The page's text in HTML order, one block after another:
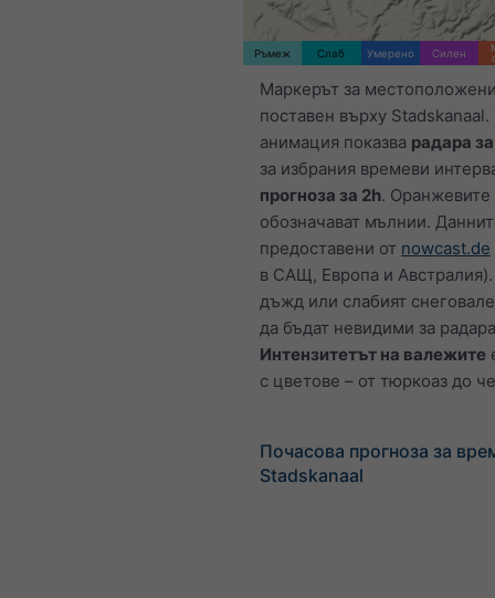
Ръмеж Слаб Умерено Силен
Маркерът за
поставен върху Stadskanaal.
анимация показва радара
за избрания времеви
прогноза за 2h. Оранжевите
обозначават мълнии.
предоставени от nowcast.de
в САЩ, Европа и
дъжд или слабият
да бъдат невидими за
Интензитетът на валежите
с цветове – от тюркоаз до
Почасова прогноза за
Stadskanaal